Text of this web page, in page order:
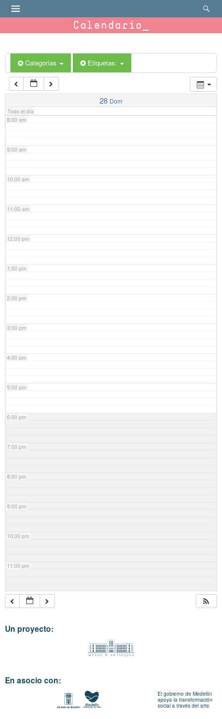
Calendario
Categorías Etiquetas:
28 Dom
Todo el día
6:00 am
7:00 am
8:00 am
9:00 am
10:00 am
11:00 am
12:00 pm
1:00 pm
2:00 pm
3:00 pm
4:00 pm
5:00 pm
6:00 pm
7:00 pm
8:00 pm
9:00 pm
10:00 pm
11:00 pm
Un proyecto:
En asocio con:
El gobierno de Medellín
apoya la transformación
social a través del arte.